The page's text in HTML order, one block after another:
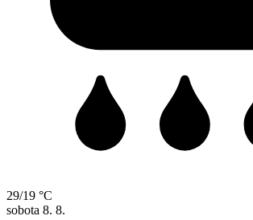
29/19 °C
sobota 8. 8.